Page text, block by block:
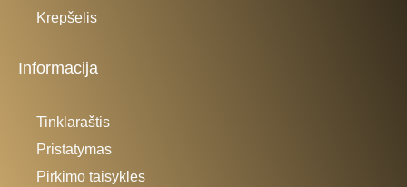
Krepšelis
Informacija
Tinklaraštis
Pristatymas
Pirkimo taisyklės